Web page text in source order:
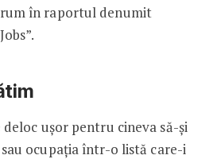
în raportul denumit
ușor pentru cineva să-și
sau ocupația într-o listă care-i